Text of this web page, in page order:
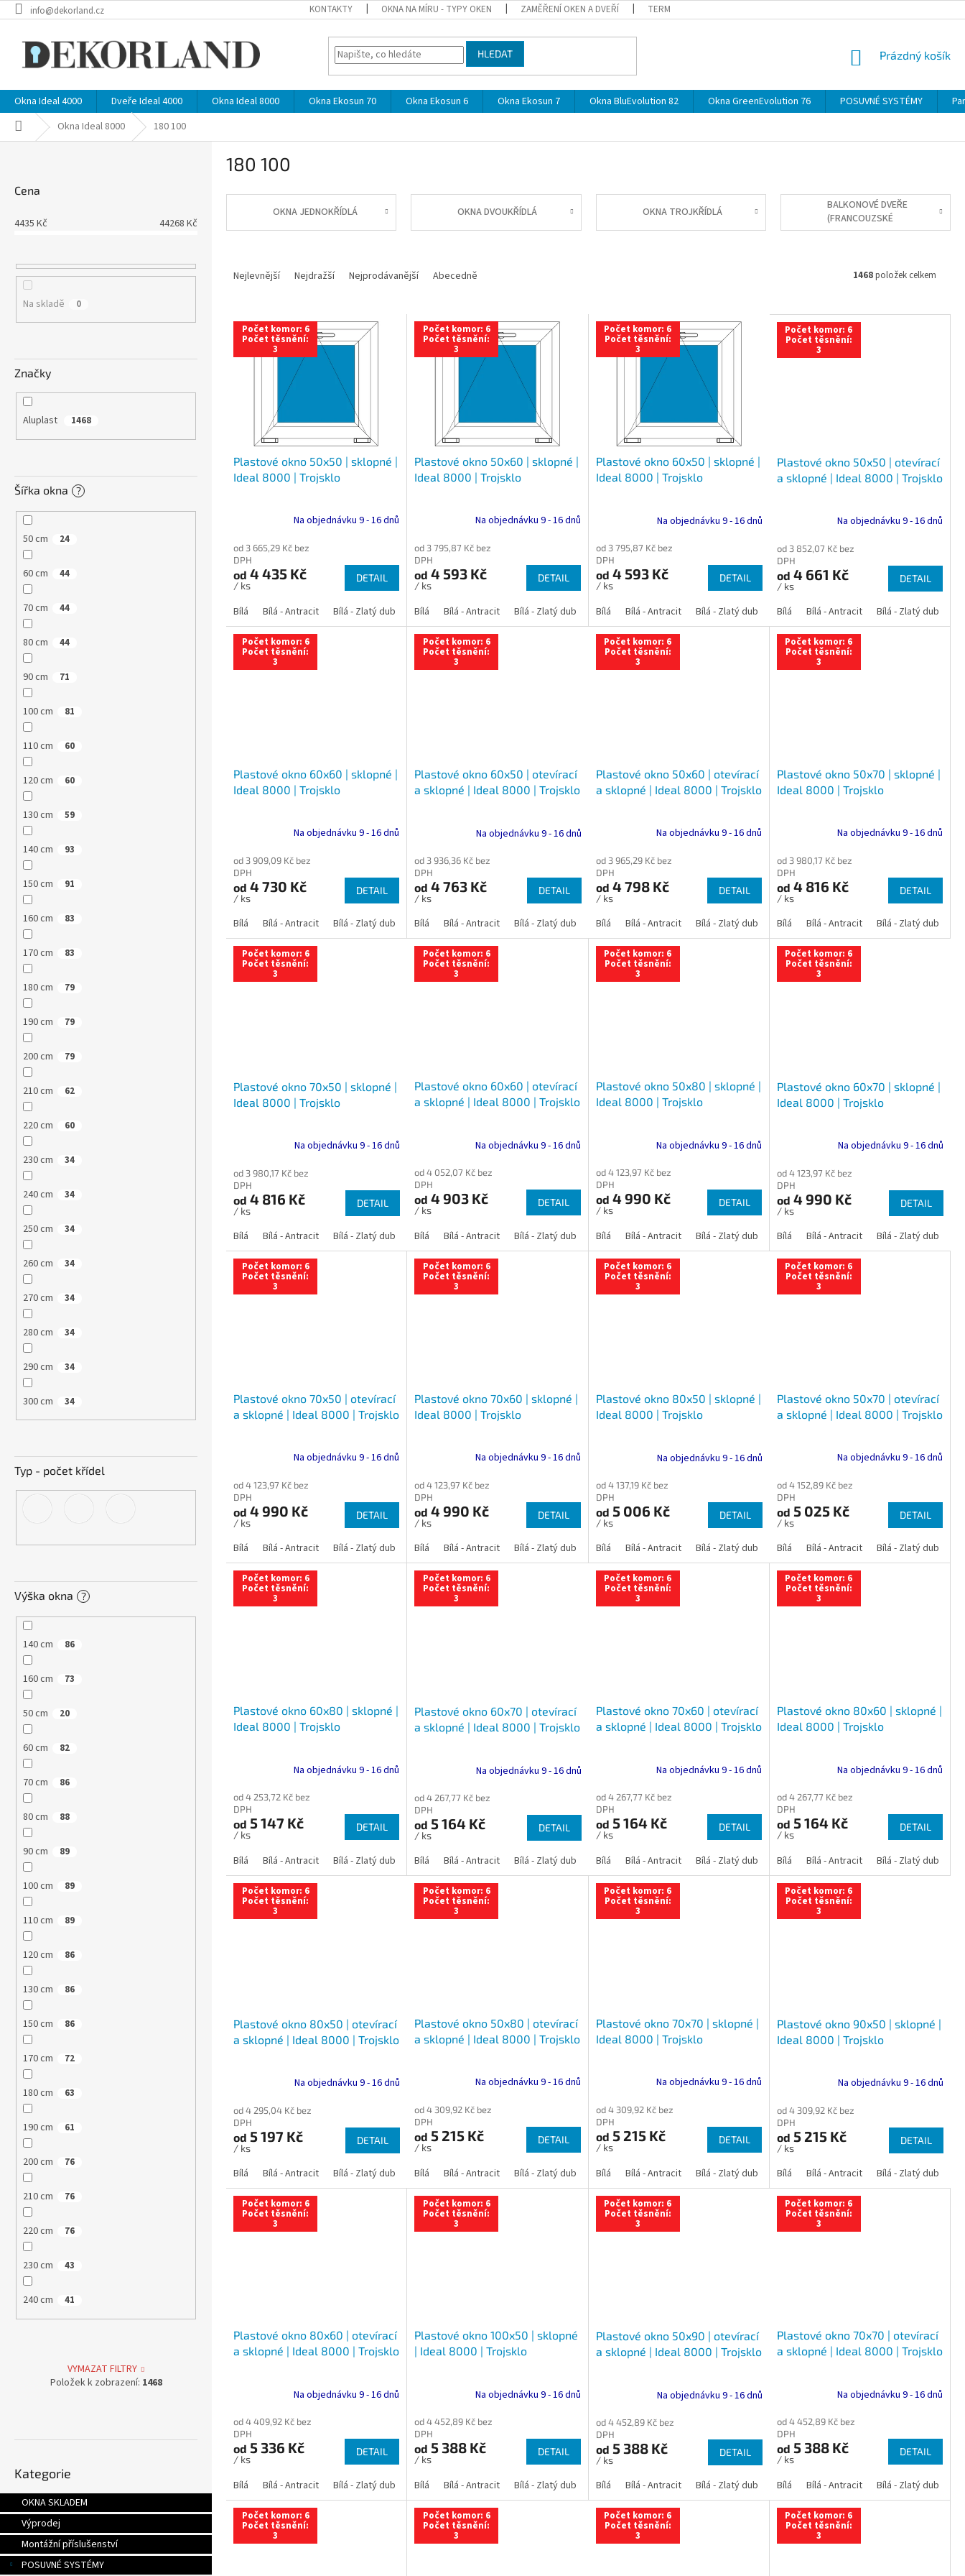
Přejít
na
info@dekorland.cz KONTAKTY OKNA NA MÍRU - TYPY OKEN ZAMĚŘENÍ OKEN A DVEŘÍ TERMÍNY
HLEDAT
NÁKUPNÍ
Prázdný košík
Okna Ideal 4000 Dveře Ideal 4000 Okna Ideal 8000 Okna Ekosun 70 Okna Ekosun 6 Okna Ekosun 7 Okna BluEvolution 82 Okna GreenEvolution 76 POSUVNÉ SYSTÉMY
Domů Okna Ideal 8000 180 100
Cena
4435 Kč 44268 Kč
Na skladě 0
Značky
Aluplast 1468
Šířka okna ?
50 cm 24
60 cm 44
70 cm 44
80 cm 44
90 cm 71
100 cm 81
110 cm 60
120 cm 60
130 cm 59
140 cm 93
150 cm 91
160 cm 83
170 cm 83
180 cm 79
190 cm 79
200 cm 79
210 cm 62
220 cm 60
230 cm 34
240 cm 34
250 cm 34
260 cm 34
270 cm 34
280 cm 34
290 cm 34
300 cm 34
Typ - počet křídel
Výška okna ?
140 cm 86
160 cm 73
50 cm 20
60 cm 82
70 cm 86
80 cm 88
90 cm 89
100 cm 89
110 cm 89
120 cm 86
130 cm 86
150 cm 86
170 cm 72
180 cm 63
190 cm 61
200 cm 76
210 cm 76
220 cm 76
230 cm 43
240 cm 41
VYMAZAT FILTRY
Položek k zobrazení: 1468
kategorie
Kategorie
OKNA SKLADEM
Výprodej
Montážní příslušenství
POSUVNÉ SYSTÉMY
180 100
OKNA JEDNOKŘÍDLÁ OKNA DVOUKŘÍDLÁ OKNA TROJKŘÍDLÁ
BALKONOVÉ DVEŘE
(FRANCOUZSKÉ
OKNO)
n
p
Nejlevnější Nejdražší Nejprodávanější Abecedně 1468položek celkem
V
p
Počet komor: 6
Počet těsnění:
3
Plastové okno 50x50 | sklopné |
Ideal 8000 | Trojsklo
Na objednávku 9 - 16 dnů
od 3 665,29 Kč bez
DPH
od 4 435 Kč
/ ks
DETAIL
Bílá Bílá - Antracit Bílá - Zlatý dub Bílá - Tmavý dub Bílá - Ořech Bílá - Mahagon Antracit Zlatý dub Tmavý dub Ořech Mahagon
Počet komor: 6
Počet těsnění:
3
Plastové okno 50x60 | sklopné |
Ideal 8000 | Trojsklo
Na objednávku 9 - 16 dnů
od 3 795,87 Kč bez
DPH
od 4 593 Kč
/ ks
DETAIL
Bílá Bílá - Antracit Bílá - Zlatý dub Bílá - Tmavý dub Bílá - Ořech Bílá - Mahagon Antracit Zlatý dub Tmavý dub
Počet komor: 6
Počet těsnění:
3
Plastové okno 60x50 | sklopné |
Ideal 8000 | Trojsklo
Na objednávku 9 - 16 dnů
od 3 795,87 Kč bez
DPH
od 4 593 Kč
/ ks
DETAIL
Bílá Bílá - Antracit Bílá - Zlatý dub Bílá - Tmavý dub Bílá - Ořech Bílá -
Počet komor: 6
Počet těsnění:
3
Plastové okno 50x50 | otevírací
a sklopné | Ideal 8000 | Trojsklo
Na objednávku 9 - 16 dnů
od 3 852,07 Kč bez
DPH
od 4 661 Kč
/ ks
DETAIL
Bílá Bílá - Antracit Bílá - Zlatý dub
Počet komor: 6
Počet těsnění:
3
Plastové okno 60x60 | sklopné |
Ideal 8000 | Trojsklo
Na objednávku 9 - 16 dnů
od 3 909,09 Kč bez
DPH
od 4 730 Kč
/ ks
DETAIL
Bílá Bílá - Antracit Bílá - Zlatý dub Bílá - Tmavý dub Bílá - Ořech Bílá - Mahagon Antracit Zlatý dub Tmavý dub Ořech Mahagon
Počet komor: 6
Počet těsnění:
3
Plastové okno 60x50 | otevírací
a sklopné | Ideal 8000 | Trojsklo
Na objednávku 9 - 16 dnů
od 3 936,36 Kč bez
DPH
od 4 763 Kč
/ ks
DETAIL
Bílá Bílá - Antracit Bílá - Zlatý dub Bílá - Tmavý dub Bílá - Ořech Bílá - Mahagon Antracit Zlatý dub Tmavý dub
Počet komor: 6
Počet těsnění:
3
Plastové okno 50x60 | otevírací
a sklopné | Ideal 8000 | Trojsklo
Na objednávku 9 - 16 dnů
od 3 965,29 Kč bez
DPH
od 4 798 Kč
/ ks
DETAIL
Bílá Bílá - Antracit Bílá - Zlatý dub Bílá - Tmavý dub Bílá - Ořech Bílá -
Počet komor: 6
Počet těsnění:
3
Plastové okno 50x70 | sklopné |
Ideal 8000 | Trojsklo
Na objednávku 9 - 16 dnů
od 3 980,17 Kč bez
DPH
od 4 816 Kč
/ ks
DETAIL
Bílá Bílá - Antracit Bílá - Zlatý dub
Počet komor: 6
Počet těsnění:
3
Plastové okno 70x50 | sklopné |
Ideal 8000 | Trojsklo
Na objednávku 9 - 16 dnů
od 3 980,17 Kč bez
DPH
od 4 816 Kč
/ ks
DETAIL
Bílá Bílá - Antracit Bílá - Zlatý dub Bílá - Tmavý dub Bílá - Ořech Bílá - Mahagon Antracit Zlatý dub Tmavý dub Ořech Mahagon
Počet komor: 6
Počet těsnění:
3
Plastové okno 60x60 | otevírací
a sklopné | Ideal 8000 | Trojsklo
Na objednávku 9 - 16 dnů
od 4 052,07 Kč bez
DPH
od 4 903 Kč
/ ks
DETAIL
Bílá Bílá - Antracit Bílá - Zlatý dub Bílá - Tmavý dub Bílá - Ořech Bílá - Mahagon Antracit Zlatý dub Tmavý dub
Počet komor: 6
Počet těsnění:
3
Plastové okno 50x80 | sklopné |
Ideal 8000 | Trojsklo
Na objednávku 9 - 16 dnů
od 4 123,97 Kč bez
DPH
od 4 990 Kč
/ ks
DETAIL
Bílá Bílá - Antracit Bílá - Zlatý dub Bílá - Tmavý dub Bílá - Ořech Bílá -
Počet komor: 6
Počet těsnění:
3
Plastové okno 60x70 | sklopné |
Ideal 8000 | Trojsklo
Na objednávku 9 - 16 dnů
od 4 123,97 Kč bez
DPH
od 4 990 Kč
/ ks
DETAIL
Bílá Bílá - Antracit Bílá - Zlatý dub
Počet komor: 6
Počet těsnění:
3
Plastové okno 70x50 | otevírací
a sklopné | Ideal 8000 | Trojsklo
Na objednávku 9 - 16 dnů
od 4 123,97 Kč bez
DPH
od 4 990 Kč
/ ks
DETAIL
Bílá Bílá - Antracit Bílá - Zlatý dub Bílá - Tmavý dub Bílá - Ořech Bílá - Mahagon Antracit Zlatý dub Tmavý dub Ořech Mahagon
Počet komor: 6
Počet těsnění:
3
Plastové okno 70x60 | sklopné |
Ideal 8000 | Trojsklo
Na objednávku 9 - 16 dnů
od 4 123,97 Kč bez
DPH
od 4 990 Kč
/ ks
DETAIL
Bílá Bílá - Antracit Bílá - Zlatý dub Bílá - Tmavý dub Bílá - Ořech Bílá - Mahagon Antracit Zlatý dub Tmavý dub
Počet komor: 6
Počet těsnění:
3
Plastové okno 80x50 | sklopné |
Ideal 8000 | Trojsklo
Na objednávku 9 - 16 dnů
od 4 137,19 Kč bez
DPH
od 5 006 Kč
/ ks
DETAIL
Bílá Bílá - Antracit Bílá - Zlatý dub Bílá - Tmavý dub Bílá - Ořech Bílá -
Počet komor: 6
Počet těsnění:
3
Plastové okno 50x70 | otevírací
a sklopné | Ideal 8000 | Trojsklo
Na objednávku 9 - 16 dnů
od 4 152,89 Kč bez
DPH
od 5 025 Kč
/ ks
DETAIL
Bílá Bílá - Antracit Bílá - Zlatý dub
Počet komor: 6
Počet těsnění:
3
Plastové okno 60x80 | sklopné |
Ideal 8000 | Trojsklo
Na objednávku 9 - 16 dnů
od 4 253,72 Kč bez
DPH
od 5 147 Kč
/ ks
DETAIL
Bílá Bílá - Antracit Bílá - Zlatý dub Bílá - Tmavý dub Bílá - Ořech Bílá - Mahagon Antracit Zlatý dub Tmavý dub Ořech Mahagon
Počet komor: 6
Počet těsnění:
3
Plastové okno 60x70 | otevírací
a sklopné | Ideal 8000 | Trojsklo
Na objednávku 9 - 16 dnů
od 4 267,77 Kč bez
DPH
od 5 164 Kč
/ ks
DETAIL
Bílá Bílá - Antracit Bílá - Zlatý dub Bílá - Tmavý dub Bílá - Ořech Bílá - Mahagon Antracit Zlatý dub Tmavý dub
Počet komor: 6
Počet těsnění:
3
Plastové okno 70x60 | otevírací
a sklopné | Ideal 8000 | Trojsklo
Na objednávku 9 - 16 dnů
od 4 267,77 Kč bez
DPH
od 5 164 Kč
/ ks
DETAIL
Bílá Bílá - Antracit Bílá - Zlatý dub Bílá - Tmavý dub Bílá - Ořech Bílá -
Počet komor: 6
Počet těsnění:
3
Plastové okno 80x60 | sklopné |
Ideal 8000 | Trojsklo
Na objednávku 9 - 16 dnů
od 4 267,77 Kč bez
DPH
od 5 164 Kč
/ ks
DETAIL
Bílá Bílá - Antracit Bílá - Zlatý dub
Počet komor: 6
Počet těsnění:
3
Plastové okno 80x50 | otevírací
a sklopné | Ideal 8000 | Trojsklo
Na objednávku 9 - 16 dnů
od 4 295,04 Kč bez
DPH
od 5 197 Kč
/ ks
DETAIL
Bílá Bílá - Antracit Bílá - Zlatý dub Bílá - Tmavý dub Bílá - Ořech Bílá - Mahagon Antracit Zlatý dub Tmavý dub Ořech Mahagon
Počet komor: 6
Počet těsnění:
3
Plastové okno 50x80 | otevírací
a sklopné | Ideal 8000 | Trojsklo
Na objednávku 9 - 16 dnů
od 4 309,92 Kč bez
DPH
od 5 215 Kč
/ ks
DETAIL
Bílá Bílá - Antracit Bílá - Zlatý dub Bílá - Tmavý dub Bílá - Ořech Bílá - Mahagon Antracit Zlatý dub Tmavý dub
Počet komor: 6
Počet těsnění:
3
Plastové okno 70x70 | sklopné |
Ideal 8000 | Trojsklo
Na objednávku 9 - 16 dnů
od 4 309,92 Kč bez
DPH
od 5 215 Kč
/ ks
DETAIL
Bílá Bílá - Antracit Bílá - Zlatý dub Bílá - Tmavý dub Bílá - Ořech Bílá -
Počet komor: 6
Počet těsnění:
3
Plastové okno 90x50 | sklopné |
Ideal 8000 | Trojsklo
Na objednávku 9 - 16 dnů
od 4 309,92 Kč bez
DPH
od 5 215 Kč
/ ks
DETAIL
Bílá Bílá - Antracit Bílá - Zlatý dub
Počet komor: 6
Počet těsnění:
3
Plastové okno 80x60 | otevírací
a sklopné | Ideal 8000 | Trojsklo
Na objednávku 9 - 16 dnů
od 4 409,92 Kč bez
DPH
od 5 336 Kč
/ ks
DETAIL
Bílá Bílá - Antracit Bílá - Zlatý dub Bílá - Tmavý dub Bílá - Ořech Bílá - Mahagon Antracit Zlatý dub Tmavý dub Ořech Mahagon
Počet komor: 6
Počet těsnění:
3
Plastové okno 100x50 | sklopné
| Ideal 8000 | Trojsklo
Na objednávku 9 - 16 dnů
od 4 452,89 Kč bez
DPH
od 5 388 Kč
/ ks
DETAIL
Bílá Bílá - Antracit Bílá - Zlatý dub Bílá - Tmavý dub Bílá - Ořech Bílá - Mahagon Antracit Zlatý dub Tmavý dub
Počet komor: 6
Počet těsnění:
3
Plastové okno 50x90 | otevírací
a sklopné | Ideal 8000 | Trojsklo
Na objednávku 9 - 16 dnů
od 4 452,89 Kč bez
DPH
od 5 388 Kč
/ ks
DETAIL
Bílá Bílá - Antracit Bílá - Zlatý dub Bílá - Tmavý dub Bílá - Ořech Bílá -
Počet komor: 6
Počet těsnění:
3
Plastové okno 70x70 | otevírací
a sklopné | Ideal 8000 | Trojsklo
Na objednávku 9 - 16 dnů
od 4 452,89 Kč bez
DPH
od 5 388 Kč
/ ks
DETAIL
Bílá Bílá - Antracit Bílá - Zlatý dub
Počet komor: 6
Počet těsnění:
3
Počet komor: 6
Počet těsnění:
3
Počet komor: 6
Počet těsnění:
3
Počet komor: 6
Počet těsnění:
3